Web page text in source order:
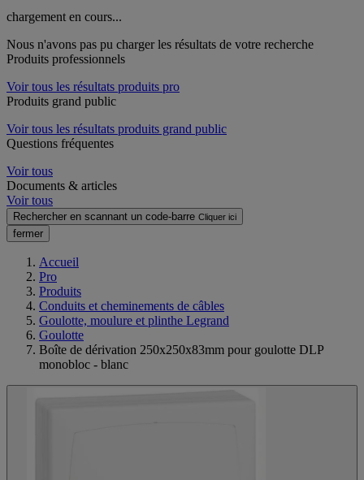
chargement en cours...
Nous n'avons pas pu charger les résultats de votre recherche
Produits professionnels
Voir tous les résultats produits pro
Produits grand public
Voir tous les résultats produits grand public
Questions fréquentes
Voir tous
Documents & articles
Voir tous
Rechercher en scannant un code-barre Cliquer ici
fermer
Accueil
Pro
Produits
Conduits et cheminements de câbles
Goulotte, moulure et plinthe Legrand
Goulotte
Boîte de dérivation 250x250x83mm pour goulotte DLP
monobloc - blanc